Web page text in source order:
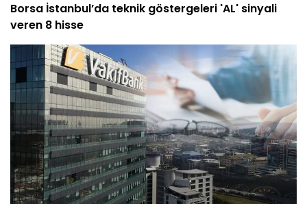
Borsa İstanbul’da teknik göstergeleri 'AL' sinyali
veren 8 hisse